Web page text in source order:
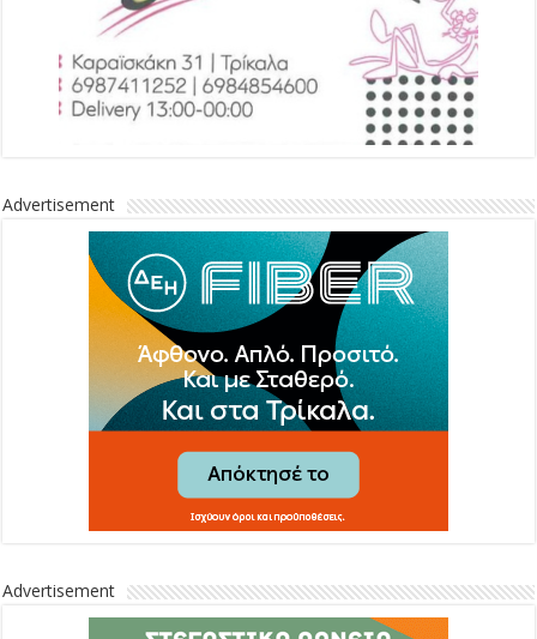
Advertisement
Advertisement